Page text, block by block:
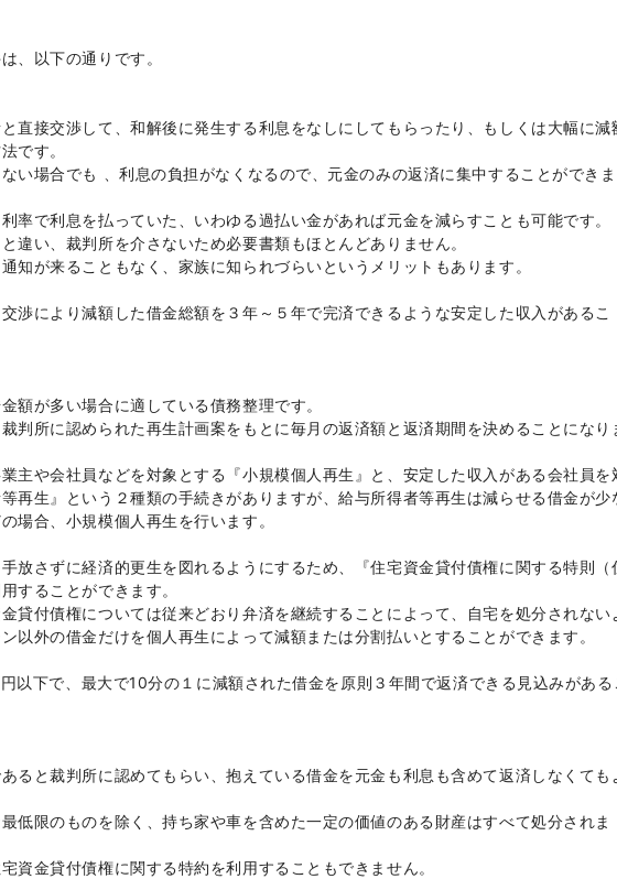
、以下の通りです。
直接交渉して、和解後に発生する利息をなしにしてもらったり、もしくは大幅に減
です。
い場合でも 、利息の負担がなくなるので、元金のみの返済に集中することができま
率で利息を払っていた、いわゆる過払い金があれば元金を減らすことも可能です。
違い、裁判所を介さないため必要書類もほとんどありません。
知が来ることもなく、家族に知られづらいというメリットもあります。
渉により減額した借金総額を３年～５年で完済できるような安定した収入があるこ
額が多い場合に適している債務整理です。
判所に認められた再生計画案をもとに毎月の返済額と返済期間を決めることになり
主や会社員などを対象とする『小規模個人再生』と、安定した収入がある会社員を
再生』という２種類の手続きがありますが、給与所得者等再生は減らせる借金が少
場合、小規模個人再生を行います。
放さずに経済的更生を図れるようにするため、『住宅資金貸付債権に関する特則（
することができます。
貸付債権については従来どおり弁済を継続することによって、自宅を処分されない
以外の借金だけを個人再生によって減額または分割払いとすることができます。
以下で、最大で10分の１に減額された借金を原則３年間で返済できる見込みがある
ると裁判所に認めてもらい、抱えている借金を元金も利息も含めて返済しなくても
低限のものを除く、持ち家や車を含めた一定の価値のある財産はすべて処分されま
資金貸付債権に関する特約を利用することもできません。